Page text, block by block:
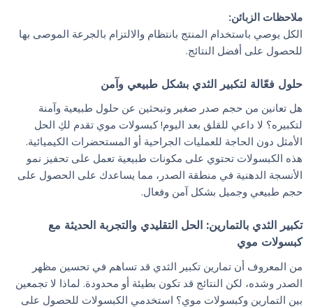
ملاحظات الزبائن:
الكل يوصي باستخدام المنتج بانتظام والالتزام بالجرعة الموصى بها
للحصول على أفضل النتائج.
حلول فعّالة لتكبير الثدي بشكل طبيعي وآمن
هل تعانين من حجم صدر صغير وتبحثين عن حلول طبيعية وآمنة
لتكبيره؟ لا داعي للقلق بعد اليوم! كبسولات موي تقدم لكِ الحل
الأمثل دون الحاجة للعمليات الجراحية أو المستحضرات الكيميائية.
هذه الكبسولات تحتوي على مكونات طبيعية تعمل على تحفيز نمو
الأنسجة الدهنية في منطقة الصدر، مما يساعدك على الحصول على
حجم طبيعي وجميل بشكل آمن وفعال.
تكبير الثدي بالتمارين: الحل التقليدي والتجربة الحديثة مع
كبسولات موي
من المعروف أن تمارين تكبير الثدي قد تساهم في تحسين مظهر
الصدر وشده، لكن النتائج قد تكون بطيئة أو محدودة. لماذا لا تجمعين
بين التمارين وكبسولات موي؟ استخدمي الكبسولات للحصول على